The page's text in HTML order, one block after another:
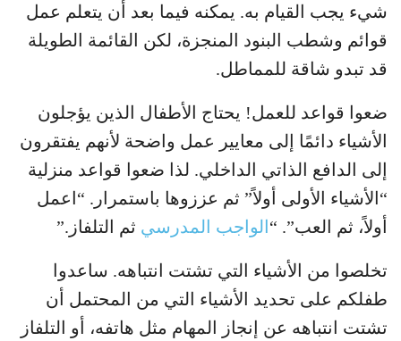
شيء يجب القيام به. يمكنه فيما بعد أن يتعلم عمل
قوائم وشطب البنود المنجزة، لكن القائمة الطويلة
قد تبدو شاقة للمماطل.
ضعوا قواعد للعمل! يحتاج الأطفال الذين يؤجلون
الأشياء دائمًا إلى معايير عمل واضحة لأنهم يفتقرون
إلى الدافع الذاتي الداخلي. لذا ضعوا قواعد منزلية
“الأشياء الأولى أولاً” ثم عززوها باستمرار. “اعمل
أولاً، ثم العب”. “ الواجب المدرسي ثم التلفاز.”
تخلصوا من الأشياء التي تشتت انتباهه. ساعدوا
طفلكم على تحديد الأشياء التي من المحتمل أن
تشتت انتباهه عن إنجاز المهام مثل هاتفه، أو التلفاز